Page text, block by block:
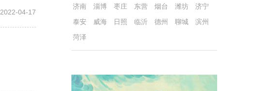
2022-04-17
济南 淄博 枣庄 东营 烟台 潍坊
济宁
泰安
威海 日照 临沂 德州 聊城
滨州
菏泽